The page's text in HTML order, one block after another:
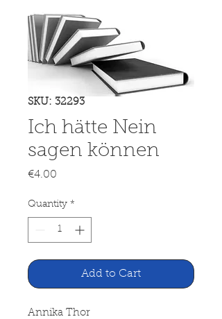
SKU: 32293
Ich hätte Nein
sagen können
€4.00
Quantity *
Add to Cart
Annika Thor